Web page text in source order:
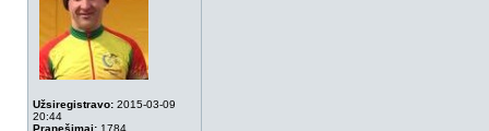
Užsiregistravo: 2015-03-09
20:44
Pranešimai: 1784